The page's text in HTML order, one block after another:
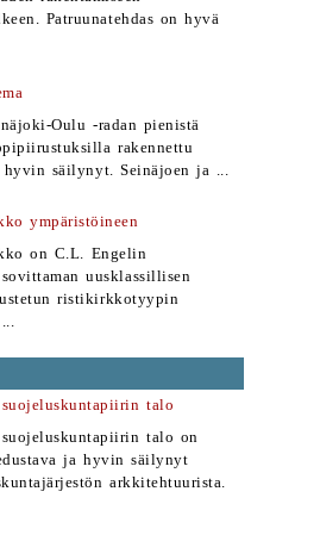
Patruunatehdas on hyvä
Oulu -radan pienistä
rakennettu
hyvin säilynyt. Seinäjoen ja ...
ympäristöineen
on C.L. Engelin
uusklassillisen
ristikirkkotyypin
suojeluskuntapiirin talo
suojeluskuntapiirin talo on
ja hyvin säilynyt
arkkitehtuurista.